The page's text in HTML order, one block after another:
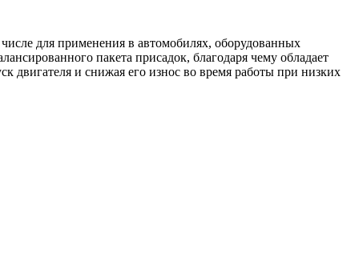
для применения в автомобилях, оборудованных
пакета присадок, благодаря чему обладает
двигателя и снижая его износ во время работы при низких